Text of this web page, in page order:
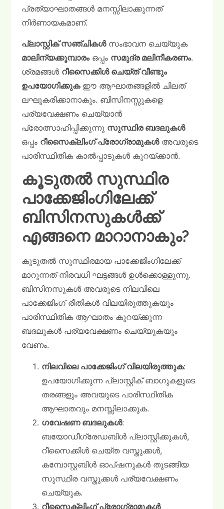
പ്രത്യാഘാതങ്ങൾ മനസ്സിലാക്കുന്നത്
നിർണായകമാണ്.
പ്ലാസ്റ്റിക് സഞ്ചികൾസംഭാവന ചെയ്യുക
മാലിന്യക്കൂമ്പാരംഒപ്പം സമുദ്ര മലിനീകരണം.
ശ്രമങ്ങൾ റീസൈക്കിൾ ചെയ്ത് വീണ്ടും
ഉപയോഗിക്കുകഈ ആഘാതങ്ങളിൽ ചിലത്
ലഘൂകരിക്കാനാകും. ബിസിനസ്സുകളെ
പര്യവേക്ഷണം ചെയ്യാൻ
പ്രോത്സാഹിപ്പിക്കുന്നു സുസ്ഥിര ബദലുകൾ
ഒപ്പം റീസൈക്ലിംഗ് പ്രോഗ്രാമുകൾഅവരുടെ
പാരിസ്ഥിതിക കാൽപ്പാടുകൾ കുറയ്ക്കാൻ.
കൂടുതൽ സുസ്ഥിര
പാക്കേജിംഗിലേക്ക്
ബിസിനസുകൾക്ക്
എങ്ങനെ മാറാനാകും?
കൂടുതൽ സുസ്ഥിരമായ പാക്കേജിംഗിലേക്ക്
മാറുന്നത് നിരവധി ഘട്ടങ്ങൾ ഉൾക്കൊള്ളുന്നു.
ബിസിനസുകൾ അവരുടെ നിലവിലെ
പാക്കേജിംഗ് രീതികൾ വിലയിരുത്തുകയും
പാരിസ്ഥിതിക ആഘാതം കുറയ്ക്കുന്ന
ബദലുകൾ പര്യവേക്ഷണം ചെയ്യുകയും
വേണം.
നിലവിലെ പാക്കേജിംഗ് വിലയിരുത്തുക:
ഉപയോഗിക്കുന്ന പ്ലാസ്റ്റിക് ബാഗുകളുടെ
തരങ്ങളും അവയുടെ പാരിസ്ഥിതിക
ആഘാതവും മനസ്സിലാക്കുക.
ഗവേഷണ ബദലുകൾ:
ബയോഡീഗ്രേഡബിൾ പ്ലാസ്റ്റിക്കുകൾ,
റീസൈക്കിൾ ചെയ്ത വസ്തുക്കൾ,
കമ്പോസ്റ്റബിൾ ഓപ്ഷനുകൾ തുടങ്ങിയ
സുസ്ഥിര വസ്തുക്കൾ പര്യവേക്ഷണം
ചെയ്യുക.
റീസൈക്ലിംഗ് പ്രോഗ്രാമുകൾ